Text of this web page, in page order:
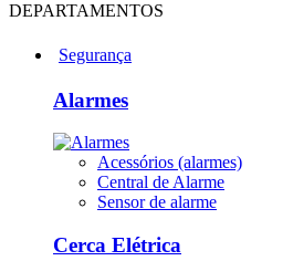
DEPARTAMENTOS
Segurança
Alarmes
Acessórios (alarmes)
Central de Alarme
Sensor de alarme
Cerca Elétrica